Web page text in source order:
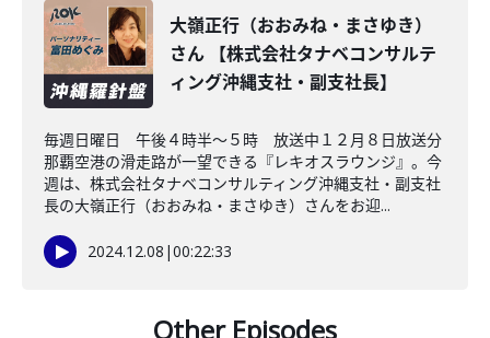
大嶺正行（おおみね・まさゆき）
さん 【株式会社タナベコンサルテ
ィング沖縄支社・副支社長】
毎週日曜日 午後４時半～５時 放送中１２月８日放送分
那覇空港の滑走路が一望できる『レキオスラウンジ』。今
週は、株式会社タナベコンサルティング沖縄支社・副支社
長の大嶺正行（おおみね・まさゆき）さんをお迎...
2024.12.08 |00:22:33
Other Episodes